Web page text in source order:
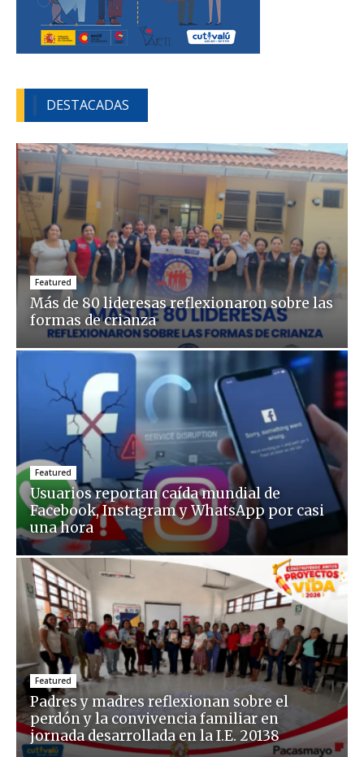
DESTACADAS
Featured
Más de 80 lideresas reflexionaron sobre las
formas de crianza
Featured
Usuarios reportan caída mundial de
Facebook, Instagram y WhatsApp por casi
una hora
Featured
Padres y madres reflexionan sobre el
perdón y la convivencia familiar en
jornada desarrollada en la I.E. 20138